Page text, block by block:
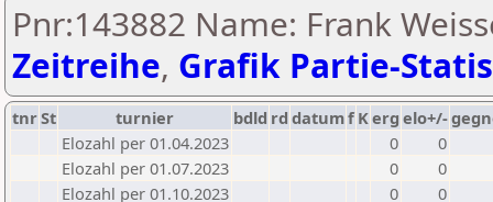
Pnr:143882 Name: Frank
Zeitreihe, Grafik Partie-
tnrSt turnier bdld rd datumf Kerg elo+/-
Elozahl per 01.04.2023
0
0
Elozahl per 01.07.2023
0
0
Elozahl per 01.10.2023
0
0